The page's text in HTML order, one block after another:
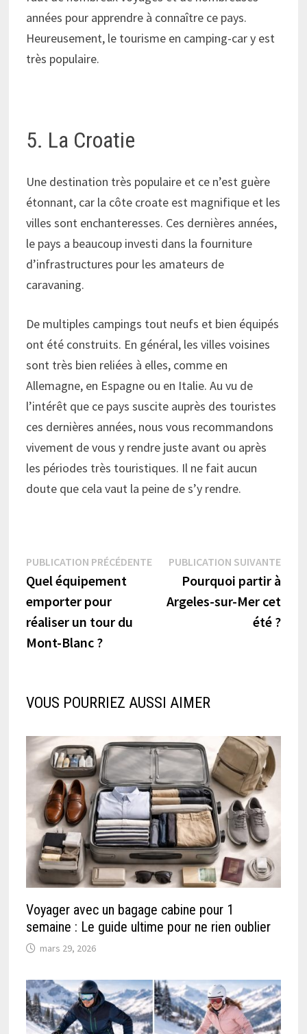
années pour apprendre à connaître ce pays.
Heureusement, le tourisme en camping-car y est
très populaire.
5. La Croatie
Une destination très populaire et ce n’est guère
étonnant, car la côte croate est magnifique et les
villes sont enchanteresses. Ces dernières années,
le pays a beaucoup investi dans la fourniture
d’infrastructures pour les amateurs de
caravaning.
De multiples campings tout neufs et bien équipés
ont été construits. En général, les villes voisines
sont très bien reliées à elles, comme en
Allemagne, en Espagne ou en Italie. Au vu de
l’intérêt que ce pays suscite auprès des touristes
ces dernières années, nous vous recommandons
vivement de vous y rendre juste avant ou après
les périodes très touristiques. Il ne fait aucun
doute que cela vaut la peine de s’y rendre.
Navigation
de
l’article
PUBLICATION PRÉCÉDENTEPublication
précédente :
Quel équipement
emporter pour
réaliser un tour du
Mont-Blanc ?
PUBLICATION SUIVANTE
Pourquoi partir à
Argeles-sur-Mer cet
été ?
VOUS POURRIEZ AUSSI AIMER
Voyager avec un bagage cabine pour 1
semaine : Le guide ultime pour ne rien oublier
mars 29, 2026